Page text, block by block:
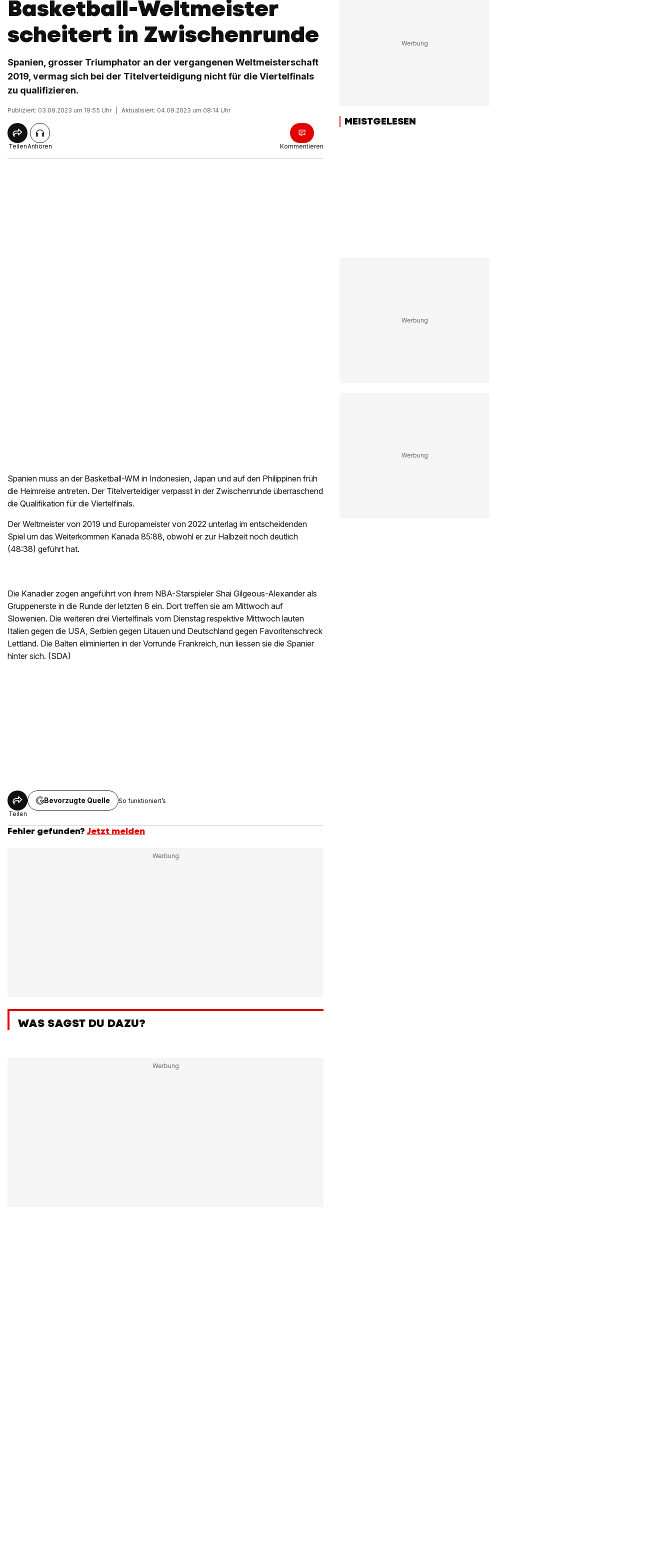
Basketball-Weltmeister
scheitert in Zwischenrunde
Spanien, grosser Triumphator an der vergangenen Weltmeisterschaft
2019, vermag sich bei der Titelverteidigung nicht für die Viertelfinals
zu qualifizieren.
Publiziert: 03.09.2023 um 19:55 Uhr Aktualisiert: 04.09.2023 um 08:14 Uhr
TeilenAnhören Kommentieren
Spanien muss an der Basketball-WM in Indonesien, Japan und auf den Philippinen früh
die Heimreise antreten. Der Titelverteidiger verpasst in der Zwischenrunde überraschend
die Qualifikation für die Viertelfinals.
Der Weltmeister von 2019 und Europameister von 2022 unterlag im entscheidenden
Spiel um das Weiterkommen Kanada 85:88, obwohl er zur Halbzeit noch deutlich
(48:38) geführt hat.
Die Kanadier zogen angeführt von ihrem NBA-Starspieler Shai Gilgeous-Alexander als
Gruppenerste in die Runde der letzten 8 ein. Dort treffen sie am Mittwoch auf
Slowenien. Die weiteren drei Viertelfinals vom Dienstag respektive Mittwoch lauten
Italien gegen die USA, Serbien gegen Litauen und Deutschland gegen Favoritenschreck
Lettland. Die Balten eliminierten in der Vorrunde Frankreich, nun liessen sie die Spanier
hinter sich. (SDA)
Teilen
Bevorzugte Quelle So funktioniert’s
Fehler gefunden? Jetzt melden
WAS SAGST DU DAZU?
MEISTGELESEN